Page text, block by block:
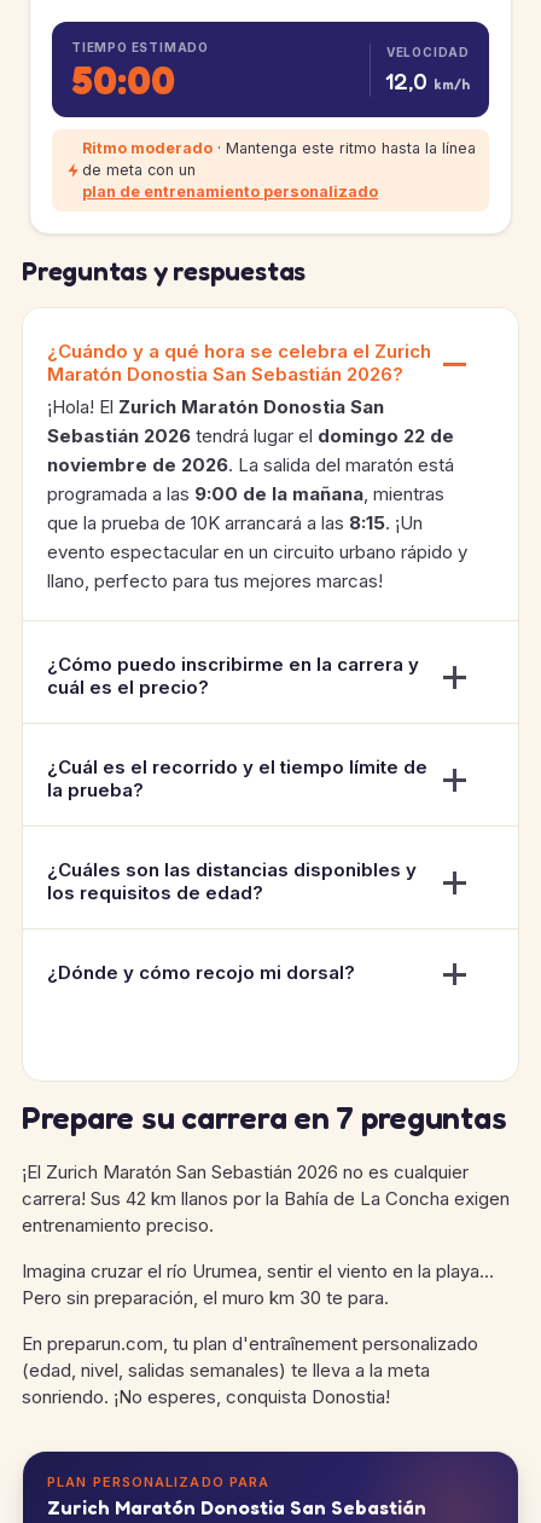
TIEMPO ESTIMADO
50:00
VELOCIDAD
12,0 km/h
Ritmo moderado · Mantenga este ritmo hasta la línea
de meta con un
plan de entrenamiento personalizado
Preguntas y respuestas
¿Cuándo y a qué hora se celebra el Zurich
Maratón Donostia San Sebastián 2026?
¡Hola! El Zurich Maratón Donostia San
Sebastián 2026 tendrá lugar el domingo 22 de
noviembre de 2026. La salida del maratón está
programada a las 9:00 de la mañana, mientras
que la prueba de 10K arrancará a las 8:15. ¡Un
evento espectacular en un circuito urbano rápido y
llano, perfecto para tus mejores marcas!
¿Cómo puedo inscribirme en la carrera y
cuál es el precio?
¿Cuál es el recorrido y el tiempo límite de
la prueba?
¿Cuáles son las distancias disponibles y
los requisitos de edad?
¿Dónde y cómo recojo mi dorsal?
Prepare su carrera en 7 preguntas
¡El Zurich Maratón San Sebastián 2026 no es cualquier
carrera! Sus 42 km llanos por la Bahía de La Concha exigen
entrenamiento preciso.
Imagina cruzar el río Urumea, sentir el viento en la playa...
Pero sin preparación, el muro km 30 te para.
En preparun.com, tu plan d'entraînement personalizado
(edad, nivel, salidas semanales) te lleva a la meta
sonriendo. ¡No esperes, conquista Donostia!
PLAN PERSONALIZADO PARA
Zurich Maratón Donostia San Sebastián